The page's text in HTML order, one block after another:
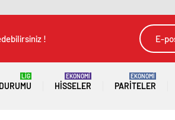
!
LİG
HISSELER
EKONOMİ
PARITELER
EKONOMİ